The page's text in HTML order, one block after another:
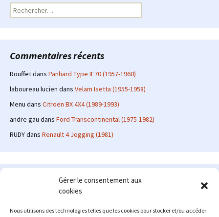
Gérer le consentement aux
cookies
Nous utilisons des technologies telles que les cookies pour stocker et/ou accéder
Rechercher :
Commentaires récents
Rouffetdans Panhard Type IE70 (1957-1960)
laboureau lucien dans Velam Isetta (1955-1958)
Menu dans Citroën BX 4X4 (1989-1993)
andre gau dans Ford Transcontinental (1975-1982)
RUDYdans Renault 4 Jogging (1981)
Le site en quelques mots
: passionné d'automobile ancienne depuis de
nombreuses années, j'ai commencé à partager ma passion sur